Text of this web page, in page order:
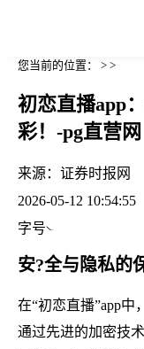
您当前的位置： > >
初恋直播app
彩！-pg直营网
来源： 证券时报网
2026-05-12 10:54:55
字号
安?全与隐私的
在“初恋直播”app中
通过先进的加密技